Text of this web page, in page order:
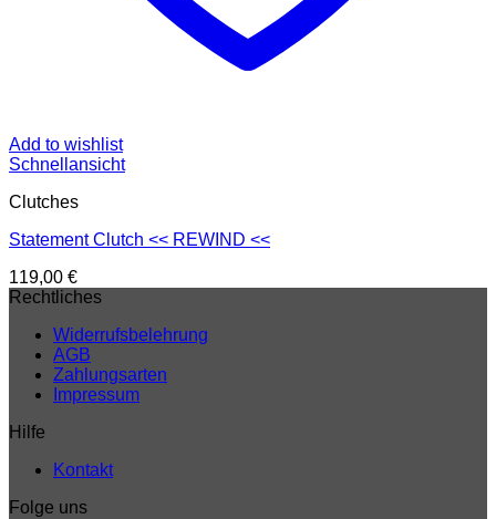
Add to wishlist
Schnellansicht
Clutches
Statement Clutch << REWIND <<
119,00 €
Rechtliches
Widerrufsbelehrung
AGB
Zahlungsarten
Impressum
Hilfe
Kontakt
Folge uns